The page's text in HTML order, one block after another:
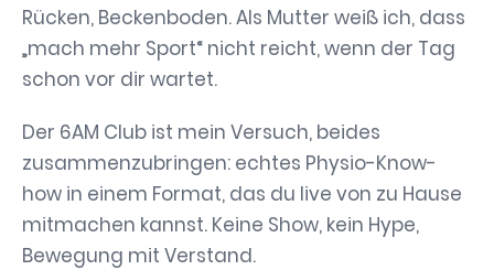
Rücken, Beckenboden. Als Mutter weiß ich, dass
„mach mehr Sport“ nicht reicht, wenn der Tag
schon vor dir wartet.
Der 6AM Club ist mein Versuch, beides
zusammenzubringen: echtes Physio-Know-
how in einem Format, das du live von zu Hause
mitmachen kannst. Keine Show, kein Hype,
Bewegung mit Verstand.